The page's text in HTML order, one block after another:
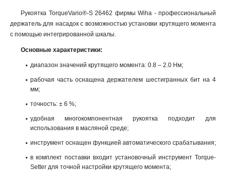
Рукоятка TorqueVario®-S 26462 фирмы Wiha - профессиональный
держатель для насадок с возможностью установки крутящего момента
с помощью интегрированной шкалы.
Основные характеристики:
диапазон значений крутящего момента: 0.8 – 2.0 Нм;
рабочая часть оснащена держателем шестигранных бит на 4
мм;
точность: ± 6 %;
удобная многокомпонентная рукоятка подходит для
использования в масляной среде;
инструмент оснащен функцией автоматического срабатывания;
в комплект поставки входит установочный инструмент Torque-
Setter для точной настройки крутящего момента;